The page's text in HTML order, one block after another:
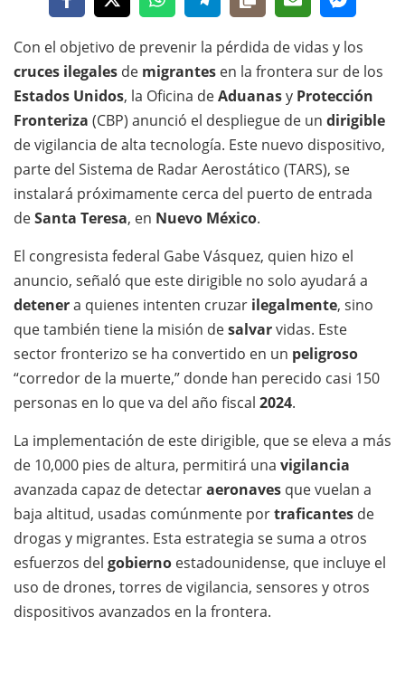
Con el objetivo de prevenir la pérdida de vidas y los
cruces ilegales de migrantes en la frontera sur de los
Estados Unidos, la Oficina deAduanasy Protección
Fronteriza (CBP) anunció el despliegue de un dirigible
de vigilancia de alta tecnología. Este nuevo dispositivo,
parte del Sistema de Radar Aerostático (TARS), se
instalará próximamente cerca del puerto de entrada
deSanta Teresa, en Nuevo México.
El congresista federal Gabe Vásquez, quien hizo el
anuncio, señaló que este dirigible no solo ayudará a
detenera quienes intenten cruzar ilegalmente, sino
que también tiene la misión desalvarvidas. Este
sector fronterizo se ha convertido en un peligroso
“corredor de la muerte,” donde han perecido casi 150
personas en lo que va del año fiscal 2024.
La implementación de este dirigible, que se eleva a más
de 10,000 pies de altura, permitirá una vigilancia
avanzada capaz de detectaraeronaves que vuelan a
baja altitud, usadas comúnmente portraficantes de
drogas y migrantes. Esta estrategia se suma a otros
esfuerzos del gobierno estadounidense, que incluye el
uso de drones, torres de vigilancia, sensores y otros
dispositivos avanzados en la frontera.